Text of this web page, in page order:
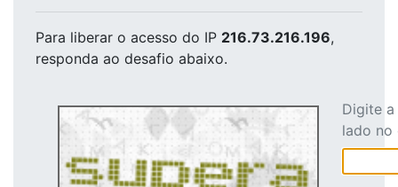
Para liberar o acesso do IP 216.73.216.196,
responda ao desafio abaixo.
Digite
lado no